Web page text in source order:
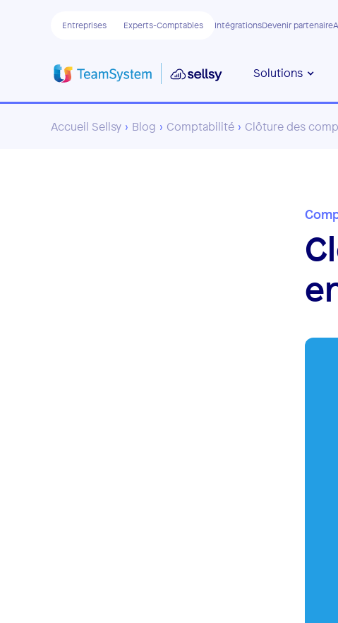
Entreprises Experts-Comptables IntégrationsDevenir partenaire
Solutions
Accueil Sellsy › Blog › Comptabilité › Clôture des